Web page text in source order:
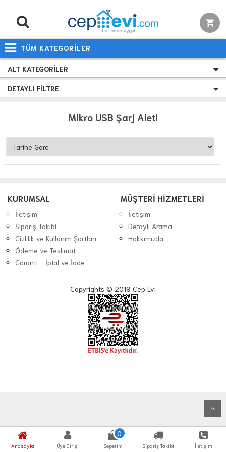
TÜM KATEGORİLER
Anasayfa Üye Girişi
0
Sepetim Sipariş Takibi İletişim
ALT KATEGORILER
DETAYLI FILTRE
Mikro USB Şarj Aleti
KURUMSAL
İletişim
Sipariş Takibi
Gizlilik ve Kullanım Şartları
Ödeme ve Teslimat
Garanti - İptal ve İade
MÜŞTERİ HİZMETLERİ
İletişim
Detaylı Arama
Hakkımızda
Copyrights © 2019 Cep Evi